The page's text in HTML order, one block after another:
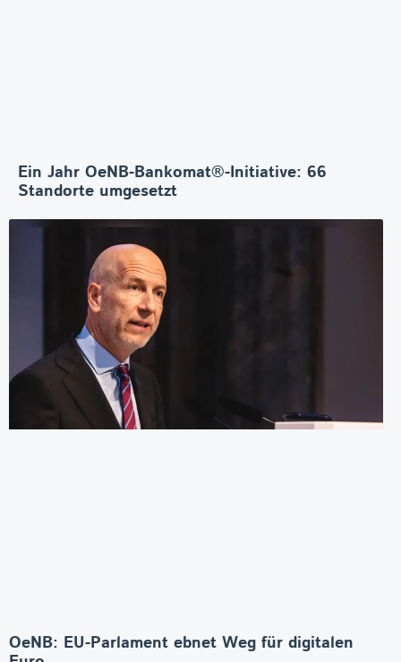
Ein Jahr OeNB-Bankomat®-Initiative: 66
Standorte umgesetzt
OeNB: EU-Parlament ebnet Weg für digitalen